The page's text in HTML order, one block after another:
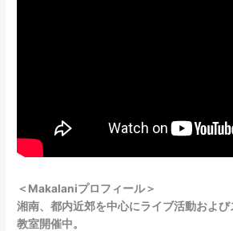
＜Makalaniプロフィール＞
湘南、都内近郊を中心にライブ活動およ
教室開催中。